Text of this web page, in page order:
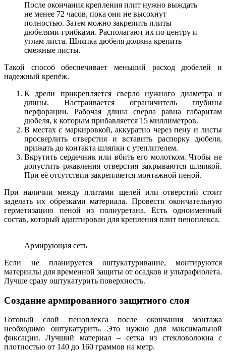
После окончания крепления плит нужно выждать
не менее 72 часов, пока они не высохнут
полностью. Затем можно закрепить плиты
дюбелями-грибками. Располагают их по центру и
углам листа. Шляпка дюбеля должна крепить
смежные листы.
Такой способ обеспечивает меньший расход дюбелей и
надежный крепёж.
К дрели прикрепляется сверло нужного диаметра и
длины. Настраивается ограничитель глубины
перфорации. Рабочая длина сверла равна габаритам
дюбеля, к которым прибавляется 15 миллиметров.
В местах с маркировкой, аккуратно через пену и листы
просверлить отверстия и вставить распорку дюбеля,
прижать до контакта шляпки с утеплителем.
Вкрутить сердечник или вбить его молотком. Чтобы не
допустить ржавления отверстия закрываются шляпкой.
При её отсутствии закрепляется монтажной пеной.
При наличии между плитами щелей или отверстий стоит
заделать их обрезками материала. Провести окончательную
герметизацию пеной из полиуретана. Есть одноименный
состав, который адаптирован для крепления плит пеноплекса.
Армирующая сеть
Если не планируется оштукатуривание, монтируются
материалы для временной защиты от осадков и ультрафиолета.
Лучше сразу оштукатурить поверхность.
Создание армированного защитного слоя
Готовый слой пеноплекса после окончания монтажа
необходимо оштукатурить. Это нужно для максимальной
фиксации. Лучший материал – сетка из стекловолокна с
плотностью от 140 до 160 граммов на метр.